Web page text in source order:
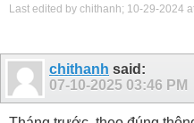
Last edited by chithanh; 10-29-2024
chithanh said:
07-10-2025 03:46 PM